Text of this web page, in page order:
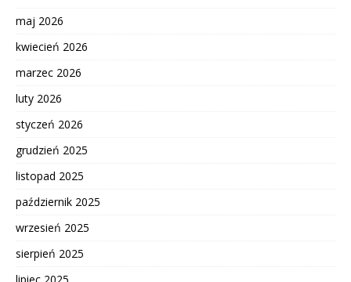
maj 2026
kwiecień 2026
marzec 2026
luty 2026
styczeń 2026
grudzień 2025
listopad 2025
październik 2025
wrzesień 2025
sierpień 2025